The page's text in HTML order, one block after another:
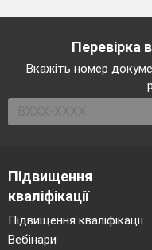
Перевірка
Вкажіть номер
Підвищення
кваліфікації
Підвищення кваліфікації
Вебінари